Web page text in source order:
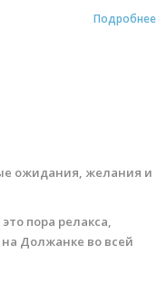
Подробнее
ожидания, желания и
пора релакса,
Должанке во всей